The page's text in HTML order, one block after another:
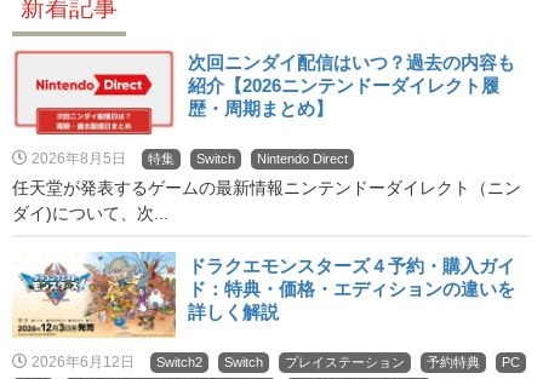
新着記事
次回ニンダイ配信はいつ？過去の内容も
紹介【2026ニンテンドーダイレクト履
歴・周期まとめ】
2026年8月5日 特集 Switch Nintendo Direct
任天堂が発表するゲームの最新情報ニンテンドーダイレクト（ニン
ダイ)について、次...
ドラクエモンスターズ４予約・購入ガイ
ド：特典・価格・エディションの違いを
詳しく解説
2026年6月12日 Switch2 Switch プレイステーション 予約特典
PC